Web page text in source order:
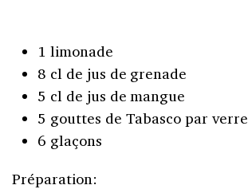
1 limonade
8 cl de jus de grenade
5 cl de jus de mangue
5 gouttes de Tabasco par verre
6 glaçons
Préparation: